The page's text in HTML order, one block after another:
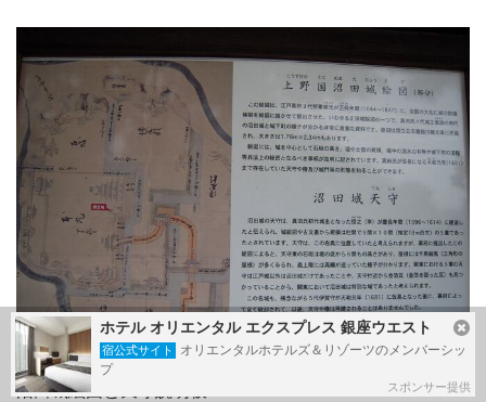
沼田城絵図と天守説明板
ホテル オリエンタル エクスプレス 銀座ウエスト
宿公式サイト
オリエンタルホテルズ＆リゾーツのメンバーシッ
プ
スポンサー提供